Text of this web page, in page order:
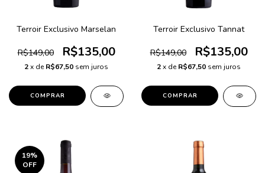
Terroir Exclusivo Marselan
R$149,00 R$135,00
2x deR$67,50 sem juros
Terroir Exclusivo Tannat
R$149,00 R$135,00
2x deR$67,50 sem juros
19%
OFF